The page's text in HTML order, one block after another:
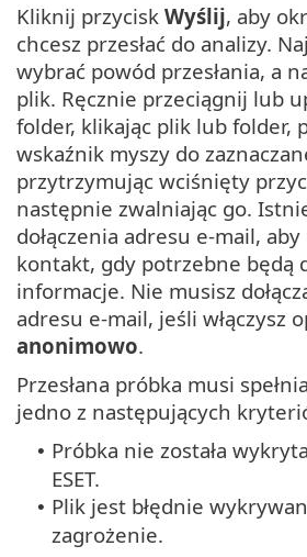
Kliknij przycisk Wyślij, aby
chcesz przesłać do analizy.
wybrać powód przesłania, a
plik. Ręcznie przeciągnij lub
folder, klikając plik lub folder,
wskaźnik myszy do
przytrzymując wciśnięty
następnie zwalniając go.
dołączenia adresu e-mail,
kontakt, gdy potrzebne będą
informacje. Nie musisz
adresu e-mail, jeśli włączysz
anonimowo.
Przesłana próbka musi
jedno z następujących
• Próbka nie została
ESET.
• Plik jest błędnie
zagrożenie.